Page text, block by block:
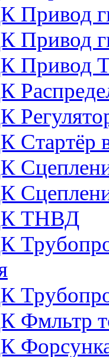
Привод
Привод
Привод
ТНВД